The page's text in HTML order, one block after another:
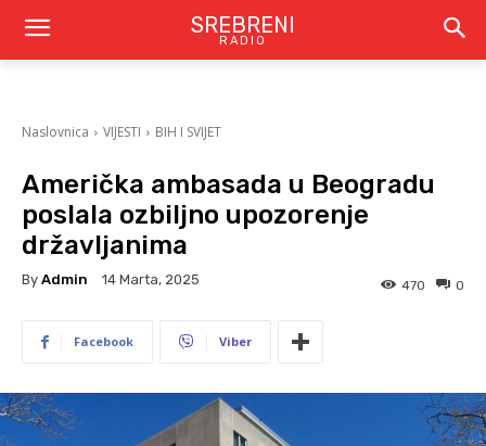
SREBRENI
RADIO
Naslovnica VIJESTI BIH I SVIJET
Američka ambasada u Beogradu
poslala ozbiljno upozorenje
državljanima
By Admin 14 Marta, 2025 0
470
Facebook Viber